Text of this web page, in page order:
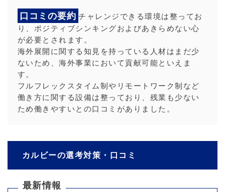
口コミの要約 チャレンジできる環境は整ってお
り、ポジティブシンキングおよびあきらめない心
が必要とされます。
海外展開に関する知見を持っている人材はまだ少
ないため、海外事業において貢献可能といえま
す。
フルフレックスタイム制やリモートワーク制など
働き方に関する設備は整っており、残業も少ない
ため働きやすいとの口コミがありました。
カルビーの選考対策・口コミ
最新情報